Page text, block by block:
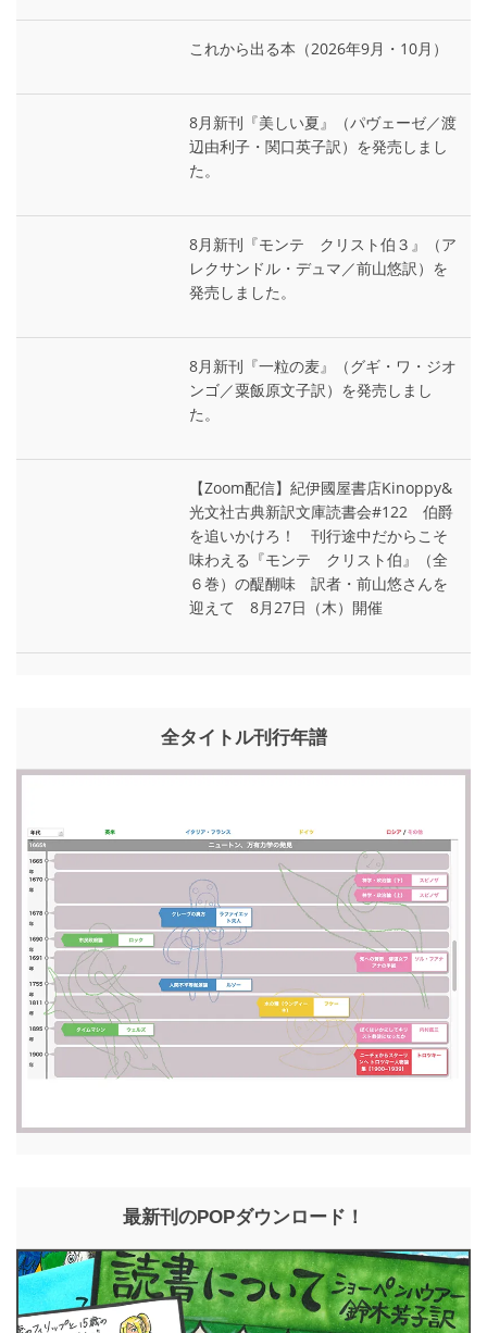
これから出る本（2026年9月・10月）
8月新刊『美しい夏』（パヴェーゼ／渡
辺由利子・関口英子訳）を発売しまし
た。
8月新刊『モンテ゠クリスト伯３』（ア
レクサンドル・デュマ／前山悠訳）を
発売しました。
8月新刊『一粒の麦』（グギ・ワ・ジオ
ンゴ／粟飯原文子訳）を発売しまし
た。
【Zoom配信】紀伊國屋書店Kinoppy&
光文社古典新訳文庫読書会#122 伯爵
を追いかけろ！ 刊行途中だからこそ
味わえる『モンテ゠クリスト伯』（全
６巻）の醍醐味 訳者・前山悠さんを
迎えて 8月27日（木）開催
全タイトル刊行年譜
最新刊のPOPダウンロード！